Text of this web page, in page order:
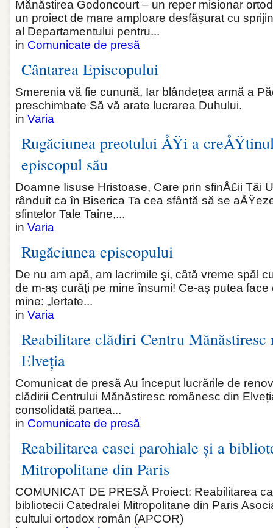
Mănăstirea Godoncourt – un reper misionar
un proiect de mare amploare desfășurat cu
al Departamentului pentru...
in Comunicate de presă
Cântarea Episcopului
Smerenia vă fie cunună, Iar blândețea armă a
preschimbate Să vă arate lucrarea Duhului.
in Varia
Rugăciunea preotului ÅŸi a
episcopul său
Doamne Iisuse Hristoase, Care prin sfinÅ£ii Tăi
rânduit ca în Biserica Ta cea sfântă să se
sfintelor Tale Taine,...
in Varia
Rugăciunea episcopului
De nu am apă, am lacrimile şi, câtă vreme spăl
de m-aş curăţi pe mine însumi! Ce‑aş putea
mine: „Iertate...
in Varia
Reabilitare clădiri Centru Mănăstiresc
Elveția
Comunicat de presă Au început lucrările de
clădirii Centrului Mănăstiresc românesc din
consolidată partea...
in Comunicate de presă
Reabilitarea casei parohiale și a
Mitropolitane din Paris
COMUNICAT DE PRESĂ Proiect: Reabilitarea
bibliotecii Catedralei Mitropolitane din Paris
cultului ortodox român (APCOR)